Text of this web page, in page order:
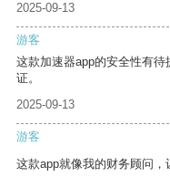
2025-09-13
游客
这款加速器app的安全性有
证。
2025-09-13
游客
这款app就像我的财务顾问，